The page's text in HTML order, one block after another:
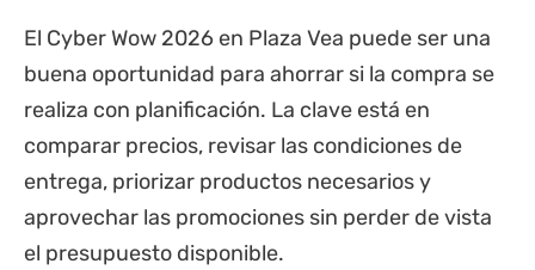
El Cyber Wow 2026 en Plaza Vea puede ser una
buena oportunidad para ahorrar si la compra se
realiza con planificación. La clave está en
comparar precios, revisar las condiciones de
entrega, priorizar productos necesarios y
aprovechar las promociones sin perder de vista
el presupuesto disponible.